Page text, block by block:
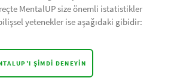
MentalUP size önemli istatistikler
yetenekler ise aşağıdaki gibidir:
ŞIMDI DENEYIN